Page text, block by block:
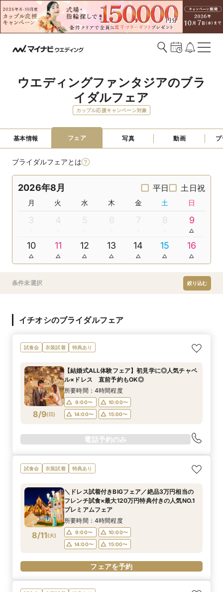
ウエディングファンタジアのブラ
イダルフェア
カップル応援キャンペーン対象
基本情報 フェア 写真 動画
ブライダルフェアとは
2026年8月 平日 土日祝
月 火 水 木 金 土 日
3 4 5 6 7 8 9
10 11 12 13 14 15 16
条件未選択 絞り込む
イチオシのブライダルフェア
試食会 衣装試着 特典あり
8/9(日)
【結婚式ALL体験フェア】初見学に◎人気チャペ
ル×ドレス 直前予約もOK◎
所要時間：4時間程度
9:00〜
10:00〜
14:00〜
15:00〜
電話予約のみ
試食会 衣装試着 特典あり
8/11(火)
＼ドレス試着付きBIGフェア／絶品3万円相当の
フレンチ試食×最大120万円特典付きの人気NO.1
プレミアムフェア
所要時間：4時間程度
9:00〜
10:00〜
14:00〜
15:00〜
フェアを予約